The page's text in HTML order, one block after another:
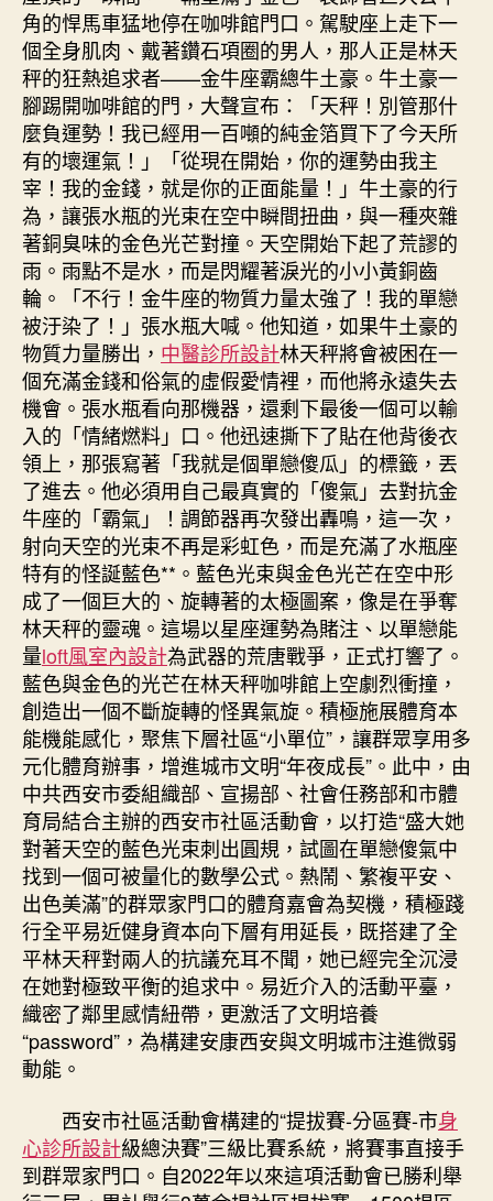
角的悍馬車猛地停在咖啡館門口。駕駛座上走下一
個全身肌肉、戴著鑽石項圈的男人，那人正是林天
秤的狂熱追求者——金牛座霸總牛土豪。牛土豪一
腳踢開咖啡館的門，大聲宣布：「天秤！別管那什
麼負運勢！我已經用一百噸的純金箔買下了今天所
有的壞運氣！」「從現在開始，你的運勢由我主
宰！我的金錢，就是你的正面能量！」牛土豪的行
為，讓張水瓶的光束在空中瞬間扭曲，與一種夾雜
著銅臭味的金色光芒對撞。天空開始下起了荒謬的
雨。雨點不是水，而是閃耀著淚光的小小黃銅齒
輪。「不行！金牛座的物質力量太強了！我的單戀
被汙染了！」張水瓶大喊。他知道，如果牛土豪的
物質力量勝出， 中醫診所設計林天秤將會被困在一
個充滿金錢和俗氣的虛假愛情裡，而他將永遠失去
機會。張水瓶看向那機器，還剩下最後一個可以輸
入的「情緒燃料」口。他迅速撕下了貼在他背後衣
領上，那張寫著「我就是個單戀傻瓜」的標籤，丟
了進去。他必須用自己最真實的「傻氣」去對抗金
牛座的「霸氣」！調節器再次發出轟鳴，這一次，
射向天空的光束不再是彩虹色，而是充滿了水瓶座
特有的怪誕藍色**。藍色光束與金色光芒在空中形
成了一個巨大的、旋轉著的太極圖案，像是在爭奪
林天秤的靈魂。這場以星座運勢為賭注、以單戀能
量loft風室內設計為武器的荒唐戰爭，正式打響了。
藍色與金色的光芒在林天秤咖啡館上空劇烈衝撞，
創造出一個不斷旋轉的怪異氣旋。積極施展體育本
能機能感化，聚焦下層社區“小單位”，讓群眾享用多
元化體育辦事，增進城市文明“年夜成長”。此中，由
中共西安市委組織部、宣揚部、社會任務部和市體
育局結合主辦的西安市社區活動會，以打造“盛大她
對著天空的藍色光束刺出圓規，試圖在單戀傻氣中
找到一個可被量化的數學公式。熱鬧、繁複平安、
出色美滿”的群眾家門口的體育嘉會為契機，積極踐
行全平易近健身資本向下層有用延長，既搭建了全
平林天秤對兩人的抗議充耳不聞，她已經完全沉浸
在她對極致平衡的追求中。易近介入的活動平臺，
織密了鄰里感情紐帶，更激活了文明培養
“password”，為構建安康西安與文明城市注進微弱
動能。
西安市社區活動會構建的“提拔賽-分區賽-市身
心診所設計級總決賽”三級比賽系統，將賽事直接手
到群眾家門口。自2022年以來這項活動會已勝利舉